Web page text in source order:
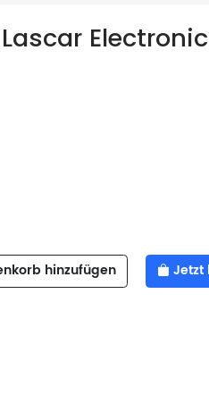
Lascar
hinzufügen Jetzt